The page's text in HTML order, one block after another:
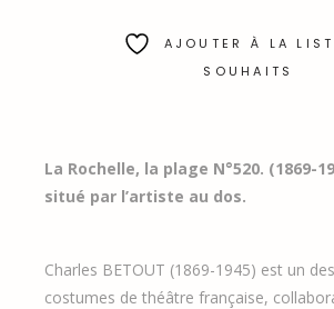
AJOUTER À LA
SOUHAITS
La Rochelle, la plage N°520. (1869-
situé par l’artiste au dos.
Charles BETOUT (1869-1945) est un
costumes de théâtre française,